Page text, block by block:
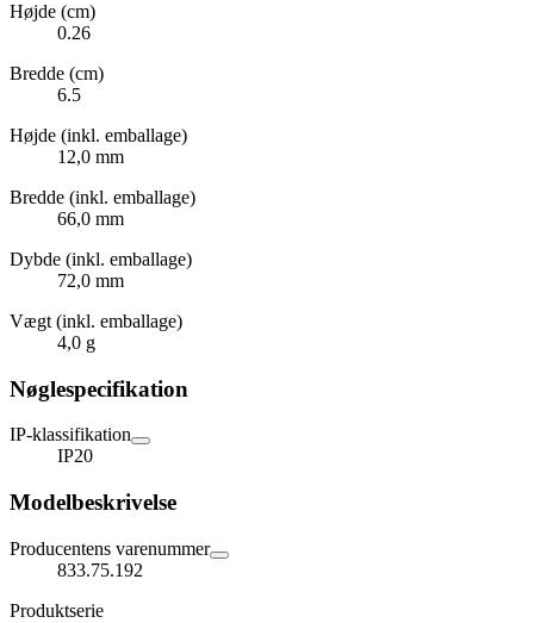
Højde (cm)
0.26
Bredde (cm)
6.5
Højde (inkl. emballage)
12,0 mm
Bredde (inkl. emballage)
66,0 mm
Dybde (inkl. emballage)
72,0 mm
Vægt (inkl. emballage)
4,0 g
Nøglespecifikation
IP-klassifikation
IP20
Modelbeskrivelse
Producentens varenummer
833.75.192
Produktserie